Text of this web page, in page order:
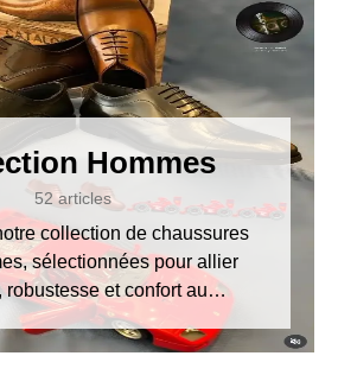
Hommes
52 articles
collection de chaussures
sélectionnées pour allier
robustesse et confort au…